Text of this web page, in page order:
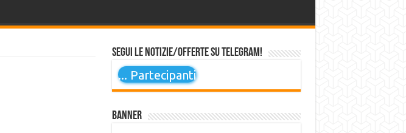
Segui le notizie/offerte su Telegram!
... Partecipanti
Banner